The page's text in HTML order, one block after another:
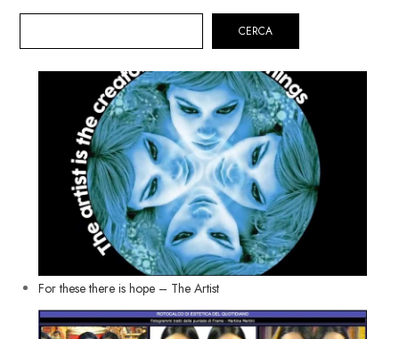
CERCA
For these there is hope – The Artist